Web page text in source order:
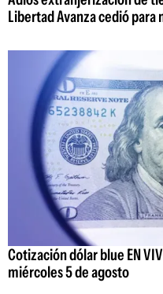
Libertad Avanza cedió para
Cotización dólar blue EN
miércoles 5 de agosto